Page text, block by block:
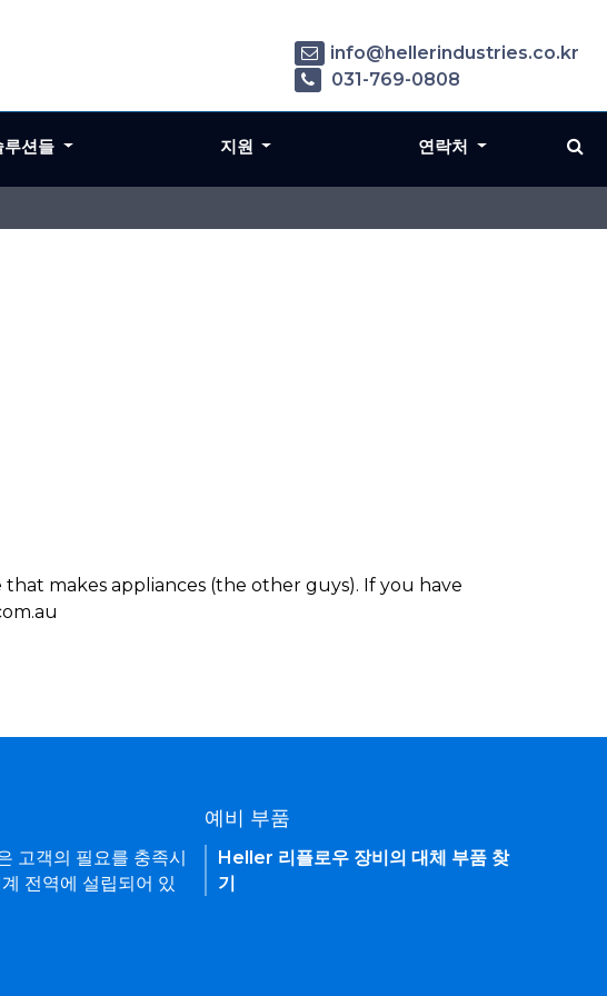
makes appliances (the other guys). If you have
info@hellerindustries.co.kr
031-769-0808
루션들 지원 연락처
고객의 필요를 충족시
전역에 설립되어 있
예비 부품
Heller 리플로우 장비의 대체 부품 찾
기